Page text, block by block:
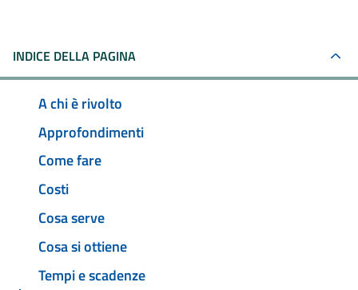
INDICE DELLA PAGINA
A chi è rivolto
Approfondimenti
Come fare
Costi
Cosa serve
Cosa si ottiene
Tempi e scadenze